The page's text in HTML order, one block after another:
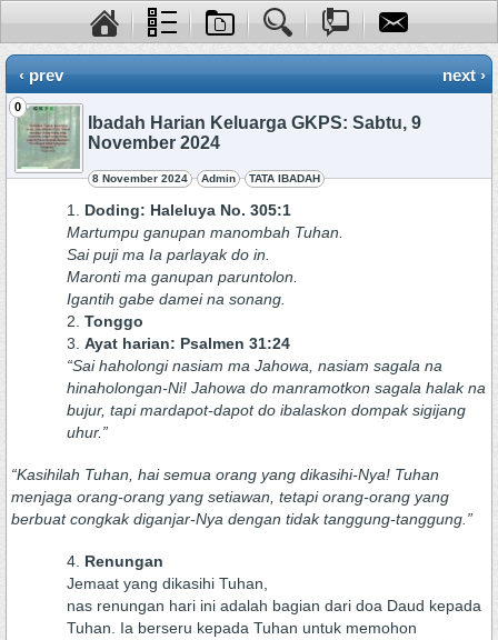
‹ prev next ›
0
Ibadah Harian Keluarga GKPS: Sabtu, 9
November 2024
8 November 2024 Admin TATA IBADAH
Doding: Haleluya No. 305:1
Martumpu ganupan manombah Tuhan.
Sai puji ma Ia parlayak do in.
Maronti ma ganupan paruntolon.
Igantih gabe damei na sonang.
Tonggo
Ayat harian: Psalmen 31:24
“Sai haholongi nasiam ma Jahowa, nasiam sagala na
hinaholongan-Ni! Jahowa do manramotkon sagala halak na
bujur, tapi mardapot-dapot do ibalaskon dompak sigijang
uhur.”
“Kasihilah Tuhan, hai semua orang yang dikasihi-Nya! Tuhan
menjaga orang-orang yang setiawan, tetapi orang-orang yang
berbuat congkak diganjar-Nya dengan tidak tanggung-tanggung.”
Renungan
Jemaat yang dikasihi Tuhan,
nas renungan hari ini adalah bagian dari doa Daud kepada
Tuhan. Ia berseru kepada Tuhan untuk memohon